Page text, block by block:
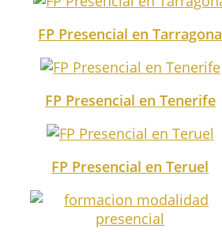
FP Presencial en Tarragona
FP Presencial en Tenerife
FP Presencial en Teruel